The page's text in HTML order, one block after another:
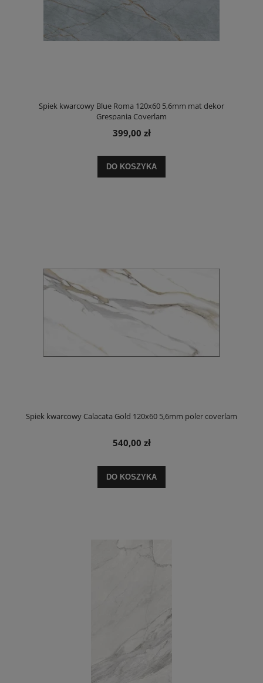
Spiek kwarcowy Blue Roma 120x60 5,6mm mat dekor
Grespania Coverlam
399,00 zł
DO KOSZYKA
Spiek kwarcowy Calacata Gold 120x60 5,6mm poler coverlam
540,00 zł
DO KOSZYKA